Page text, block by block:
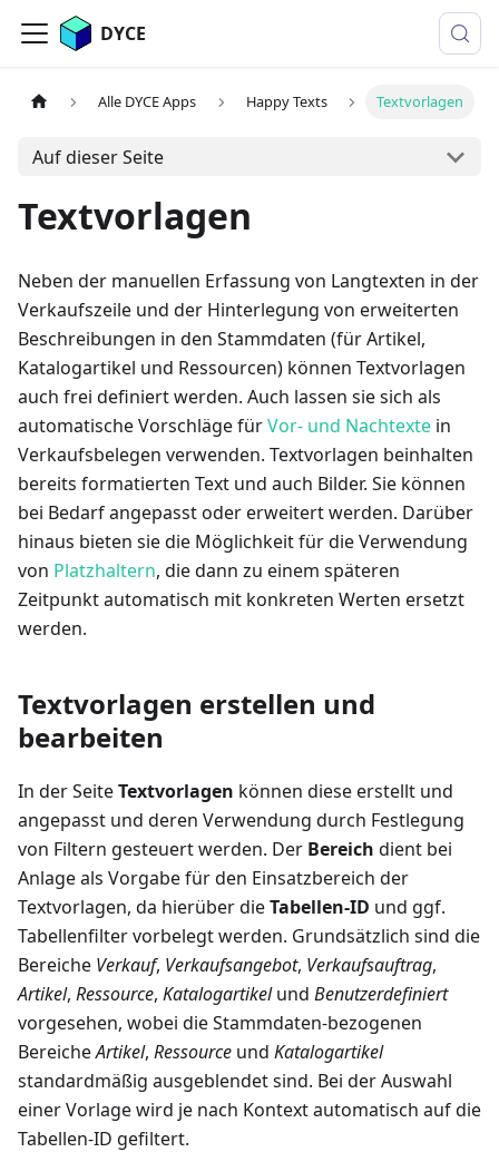
DYCE
Alle DYCE Apps Happy Texts Textvorlagen
Auf dieser Seite
Textvorlagen
Neben der manuellen Erfassung von Langtexten in der
Verkaufszeile und der Hinterlegung von erweiterten
Beschreibungen in den Stammdaten (für Artikel,
Katalogartikel und Ressourcen) können Textvorlagen
auch frei definiert werden. Auch lassen sie sich als
automatische Vorschläge fürVor- und Nachtexte in
Verkaufsbelegen verwenden. Textvorlagen beinhalten
bereits formatierten Text und auch Bilder. Sie können
bei Bedarf angepasst oder erweitert werden. Darüber
hinaus bieten sie die Möglichkeit für die Verwendung
von Platzhaltern, die dann zu einem späteren
Zeitpunkt automatisch mit konkreten Werten ersetzt
werden.
Textvorlagen erstellen und
bearbeiten
In der SeiteTextvorlagen können diese erstellt und
angepasst und deren Verwendung durch Festlegung
von Filtern gesteuert werden. Der Bereich dient bei
Anlage als Vorgabe für den Einsatzbereich der
Textvorlagen, da hierüber dieTabellen-ID und ggf.
Tabellenfilter vorbelegt werden. Grundsätzlich sind die
Bereiche Verkauf, Verkaufsangebot, Verkaufsauftrag,
Artikel, Ressource, Katalogartikelund Benutzerdefiniert
vorgesehen, wobei die Stammdaten-bezogenen
BereicheArtikel, Ressource und Katalogartikel
standardmäßig ausgeblendet sind. Bei der Auswahl
einer Vorlage wird je nach Kontext automatisch auf die
Tabellen-ID gefiltert.